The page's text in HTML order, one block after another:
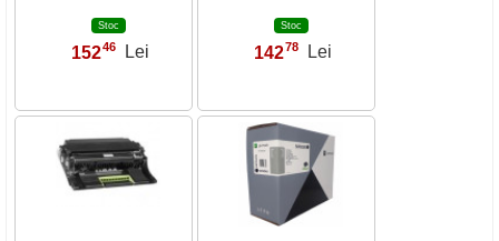
Stoc
15246 Lei
Stoc
14278 Lei